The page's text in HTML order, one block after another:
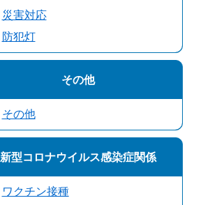
災害対応
防犯灯
その他
その他
新型コロナウイルス感染症関係
ワクチン接種